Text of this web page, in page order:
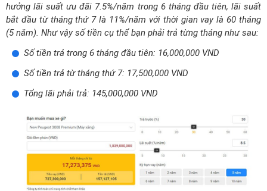
hưởng lãi suất ưu đãi 7.5%/năm trong 6 tháng đầu tiên, lãi suất
bắt đầu từ tháng thứ 7 là 11%/năm với thời gian vay là 60 tháng
(5 năm). Như vậy số tiền cụ thể bạn phải trả từng tháng như sau:
Số tiền trả trong 6 tháng đầu tiên: 16,000,000 VND
Số tiền trả từ tháng thứ 7: 17,500,000 VND
Tổng lãi phải trả: 145,000,000 VND